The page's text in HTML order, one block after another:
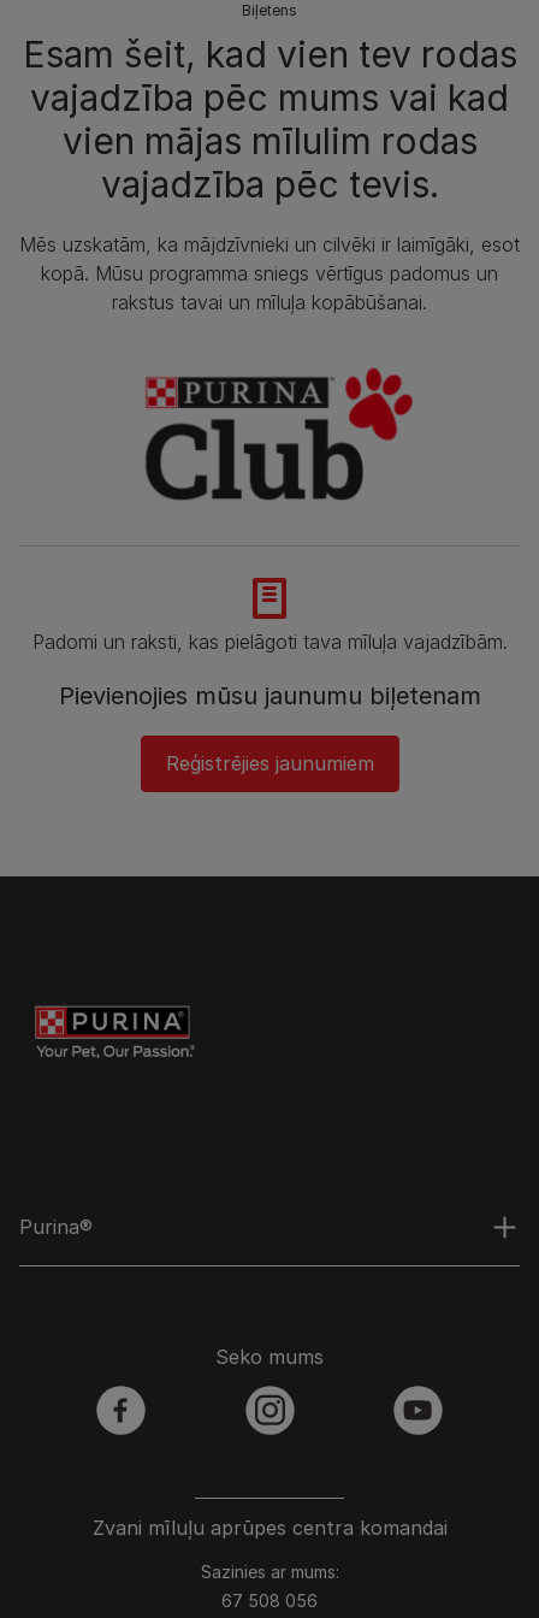
Biļetens
Esam šeit, kad vien tev rodas
vajadzība pēc mums vai kad
vien mājas mīlulim rodas
vajadzība pēc tevis.
Mēs uzskatām, ka mājdzīvnieki un cilvēki ir laimīgāki, esot
kopā. Mūsu programma sniegs vērtīgus padomus un
rakstus tavai un mīluļa kopābūšanai.
Padomi un raksti, kas pielāgoti tava mīluļa vajadzībām.
Pievienojies mūsu jaunumu biļetenam
Reģistrējies jaunumiem
Purina®
Zvani mīluļu aprūpes centra komandai
Sazinies ar mums:
67 508 056
Seko mums
facebook instagram youtube